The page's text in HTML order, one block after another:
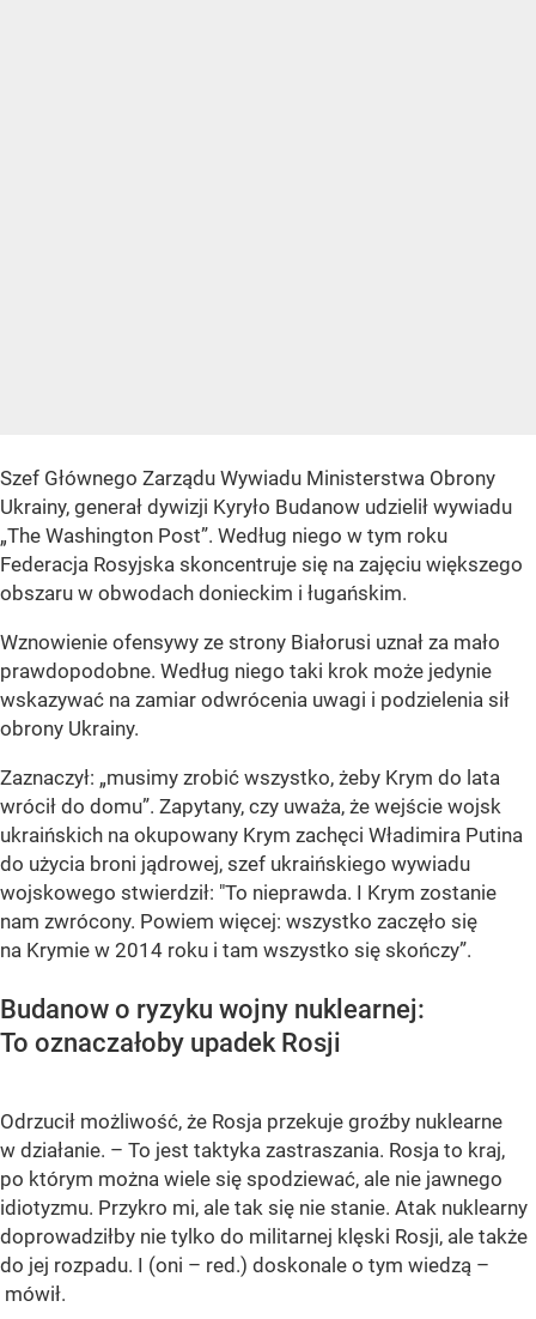
Szef Głównego Zarządu Wywiadu Ministerstwa Obrony
Ukrainy, generał dywizji Kyryło Budanow udzielił wywiadu
„The Washington Post”. Według niego w tym roku
Federacja Rosyjska skoncentruje się na zajęciu większego
obszaru w obwodach donieckim i ługańskim.
Wznowienie ofensywy ze strony Białorusi uznał za mało
prawdopodobne. Według niego taki krok może jedynie
wskazywać na zamiar odwrócenia uwagi i podzielenia sił
obrony Ukrainy.
Zaznaczył: „musimy zrobić wszystko, żeby Krym do lata
wrócił do domu”. Zapytany, czy uważa, że wejście wojsk
ukraińskich na okupowany Krym zachęci Władimira Putina
do użycia broni jądrowej, szef ukraińskiego wywiadu
wojskowego stwierdził: "To nieprawda. I Krym zostanie
nam zwrócony. Powiem więcej: wszystko zaczęło się
na Krymie w 2014 roku i tam wszystko się skończy”.
Budanow o ryzyku wojny nuklearnej:
To oznaczałoby upadek Rosji
Odrzucił możliwość, że Rosja przekuje groźby nuklearne
w działanie. – To jest taktyka zastraszania. Rosja to kraj,
po którym można wiele się spodziewać, ale nie jawnego
idiotyzmu. Przykro mi, ale tak się nie stanie. Atak nuklearny
doprowadziłby nie tylko do militarnej klęski Rosji, ale także
do jej rozpadu. I (oni – red.) doskonale o tym wiedzą –
mówił.